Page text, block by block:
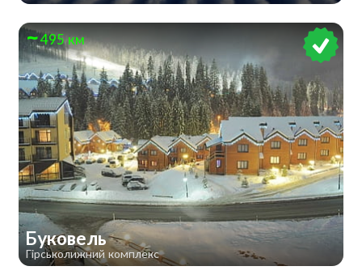
495 км
Буковель
Гірськолижний комплекс